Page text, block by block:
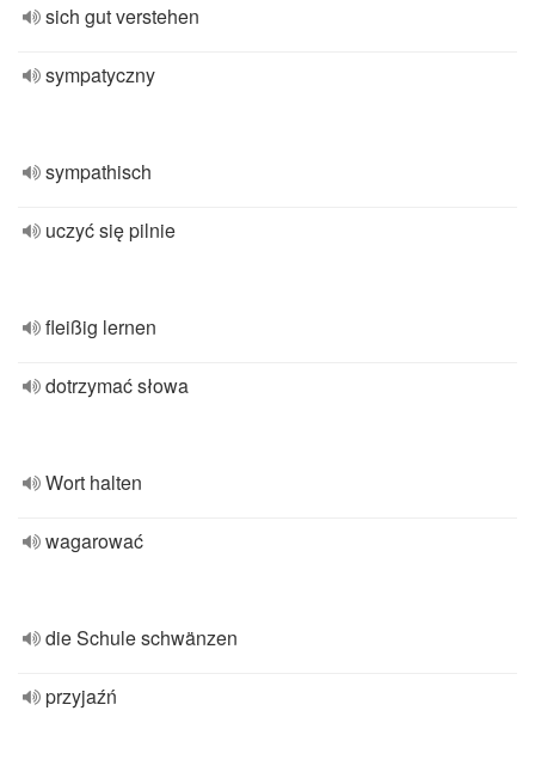
sich gut verstehen
sympatyczny
sympathisch
uczyć się pilnie
fleißig lernen
dotrzymać słowa
Wort halten
wagarować
die Schule schwänzen
przyjaźń